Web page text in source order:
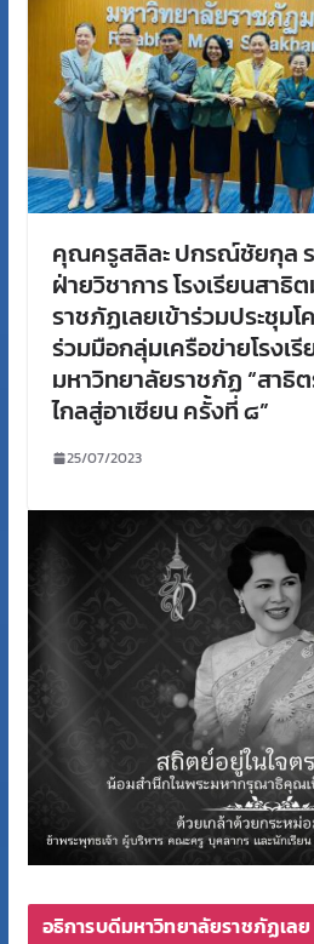
คุณครูสลิละ ปกรณ์ชัยกุล
ฝ่ายวิชาการ โรงเรียนสาธิ
ราชภัฏเลยเข้าร่วมประชุม
ร่วมมือกลุ่มเครือข่ายโรงเ
มหาวิทยาลัยราชภัฏ “สาธิ
ไกลสู่อาเซียน ครั้งที่ ๘”
25/07/2023
อธิการบดีมหาวิทยาลัยราชภัฏเลย